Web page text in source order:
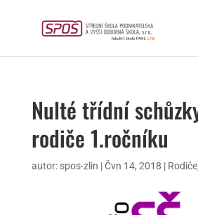
Nulté třídní
rodiče 1.ročníku
autor: spos-zlin |Čvn 14, 2018 | Rodiče,